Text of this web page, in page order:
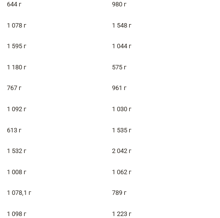
644 г 980 г
1 078 г 1 548 г
1 595 г 1 044 г
1 180 г 575 г
767 г 961 г
1 092 г 1 030 г
613 г 1 535 г
1 532 г 2 042 г
1 008 г 1 062 г
1 078,1 г 789 г
1 098 г 1 223 г